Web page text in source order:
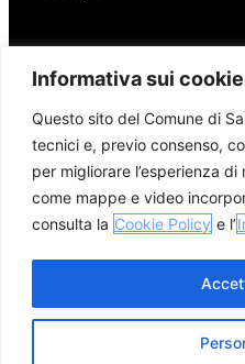
Informativa sui cookie
Questo sito del Comune di
tecnici e, previo consenso,
per migliorare l’esperienza
come mappe e video
consulta la Cookie Policy e l’
Salerno
Personaggi
Enogastronomia
Mobilità a Salerno
Luoghi nei Dintorni
Link utili
© 2026 Comune di